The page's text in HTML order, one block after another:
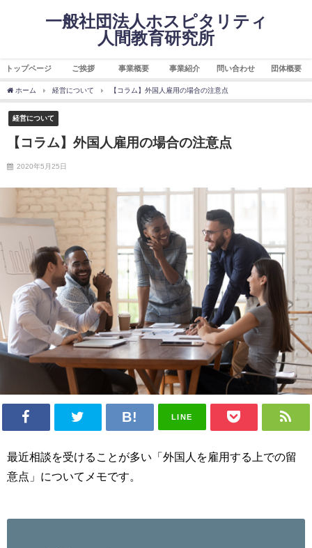
一般社団法人ホスピタリティ
人間教育研究所
トップページ ご挨拶 事業概要 事業紹介 問い合わせ 団体概要
ホーム 経営について 【コラム】外国人雇用の場合の注意点
経営について
【コラム】外国人雇用の場合の注意点
2020年5月25日
LINE
最近相談を受けることが多い「外国人を雇用する上での留
意点」についてメモです。